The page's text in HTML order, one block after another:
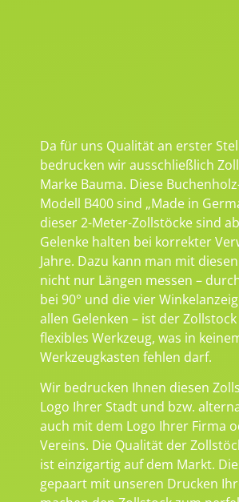
Da für uns Qualität an erster
bedrucken wir ausschließlich
Marke Bauma. Diese
Modell B400 sind „Made in
dieser 2-Meter-Zollstöcke sind
Gelenke halten bei korrekter
Jahre. Dazu kann man mit
nicht nur Längen messen –
bei 90° und die vier
allen Gelenken – ist der Zollstock
flexibles Werkzeug, was in
Werkzeugkasten fehlen darf.
Wir bedrucken Ihnen diesen
Logo Ihrer Stadt und bzw.
auch mit dem Logo Ihrer Firma
Vereins. Die Qualität der
ist einzigartig auf dem Markt.
gepaart mit unseren Drucken